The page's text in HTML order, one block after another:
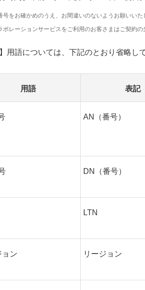
号をお確かめのうえ、お間違いのないようお願いいた
ボレーションサービスをご利用のお客さまはご契約
】用語については、下記のとおり省略し
用語 表記
AN（番号）
DN（番号）
LTN
ョン リージョン